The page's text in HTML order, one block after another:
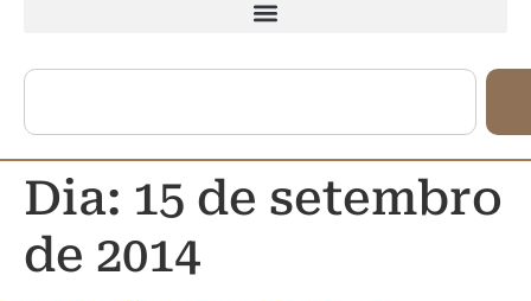
Dia: 15 de setembro
de 2014